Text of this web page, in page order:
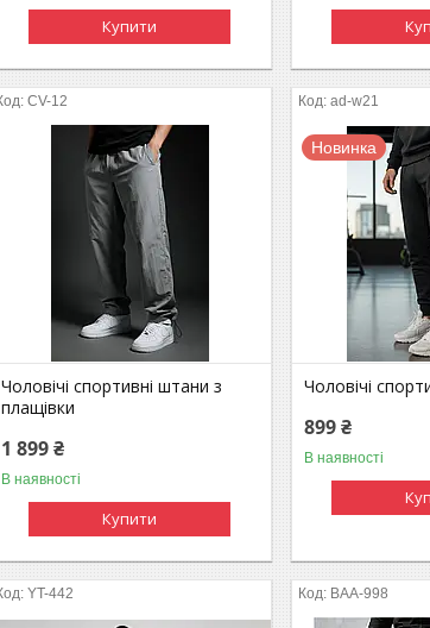
Купити
CV-12
Чоловічі спортивні штани з
плащівки
1 899 ₴
В наявності
Купити
ad-w21
Новинка
Чоловічі
899 ₴
В наявності
YT-442 ВАА-998